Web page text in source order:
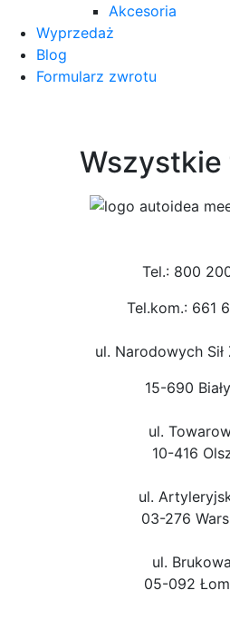
Akcesoria
Wyprzedaż
Blog
Formularz zwrotu
Tel.: 800
Tel.kom.: 661
ul. Narodowych
15-690
ul.
10-416
ul.
03-276
ul.
05-092